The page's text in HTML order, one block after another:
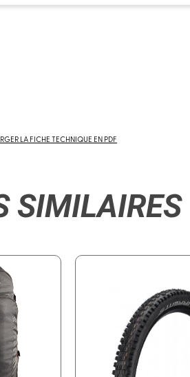
LA FICHE TECHNIQUE EN PDF
SIMILAIRES